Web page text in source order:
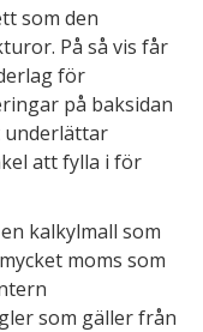
som den
På så vis får
för
på baksidan
underlättar
att fylla i för
kalkylmall som
moms som
som gäller från